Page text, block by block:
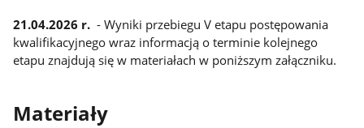
21.04.2026 r. - Wyniki przebiegu V etapu postępowania
kwalifikacyjnego wraz informacją o terminie kolejnego
etapu znajdują się w materiałach w poniższym załączniku.
Materiały